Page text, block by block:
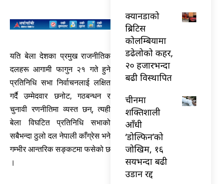
यति बेला देशका प्रमुख राजनीतिक
दलहरू आगामी फागुन २१ गते हुने
प्रतिनिधि सभा निर्वाचनलाई लक्षित
गर्दै उम्मेदवार छनोट, गठबन्धन र
चुनावी रणनीतिमा व्यस्त छन्, त्यही
बेला विघटित प्रतिनिधि सभाको
सबैभन्दा ठुलो दल नेपाली काँग्रेस भने
गम्भीर आन्तरिक सङ्कटमा फसेको छ
।
क्यानडाको
ब्रिटिस
कोलम्बियामा
डढेलोको कहर,
२० हजारभन्दा
बढी विस्थापित
चीनमा
शक्तिशाली
आँधी
‘डोल्फिन’को
जोखिम, १६
सयभन्दा बढी
उडान रद्द